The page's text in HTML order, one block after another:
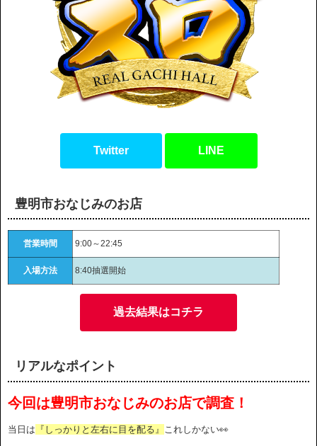
Twitter LINE
豊明市おなじみのお店
営業時間 9:00～22:45
入場方法 8:40抽選開始
過去結果はコチラ
リアルなポイント
今回は豊明市おなじみのお店で調査！
当日は 『しっかりと左右に目を配る』 これしかない👀